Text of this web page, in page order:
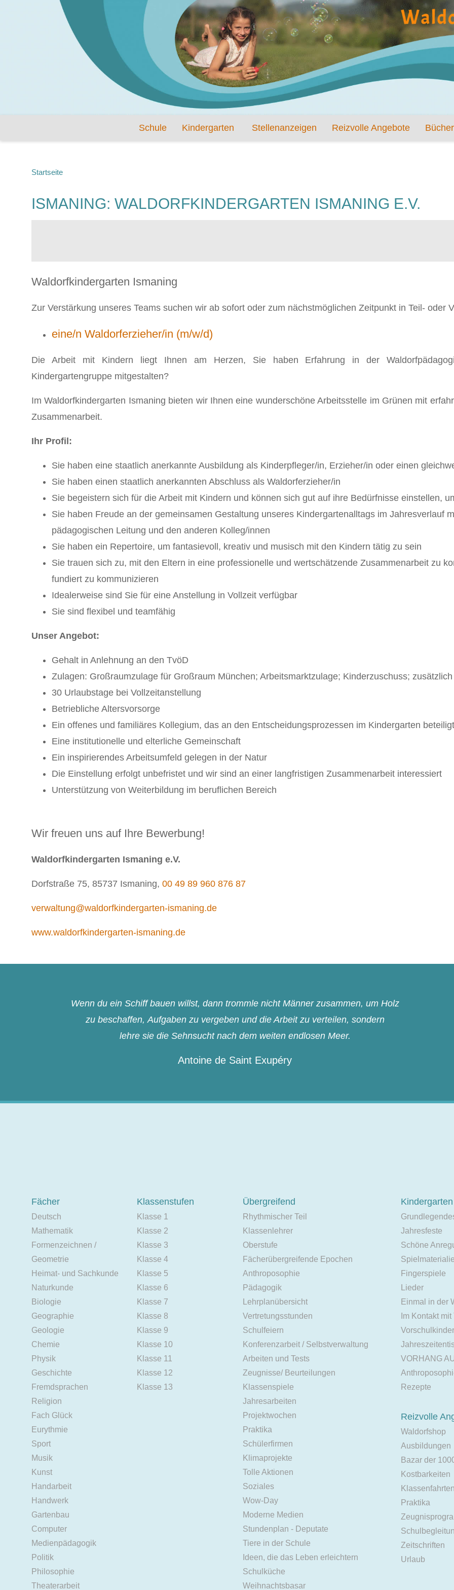
Schule Kindergarten Stellenanzeigen Reizvolle Angebote Bücher
Startseite
ISMANING: WALDORFKINDERGARTEN ISMANING E.V.
Waldorfkindergarten Ismaning
Zur Verstärkung unseres Teams suchen wir ab sofort oder zum nächstmöglichen Zeitpunkt in Teil- oder
eine/n Waldorferzieher/in (m/w/d)
Die Arbeit mit Kindern liegt Ihnen am Herzen, Sie haben Erfahrung in der
Kindergartengruppe mitgestalten?
Im Waldorfkindergarten Ismaning bieten wir Ihnen eine wunderschöne Arbeitsstelle im Grünen mit
Zusammenarbeit.
Ihr Profil:
Sie haben eine staatlich anerkannte Ausbildung als Kinderpfleger/in, Erzieher/in oder einen
Sie haben einen staatlich anerkannten Abschluss als Waldorferzieher/in
Sie begeistern sich für die Arbeit mit Kindern und können sich gut auf ihre Bedürfnisse einstellen,
Sie haben Freude an der gemeinsamen Gestaltung unseres Kindergartenalltags im Jahresverlauf
pädagogischen Leitung und den anderen Kolleg/innen
Sie haben ein Repertoire, um fantasievoll, kreativ und musisch mit den Kindern tätig zu sein
Sie trauen sich zu, mit den Eltern in eine professionelle und wertschätzende Zusammenarbeit zu
fundiert zu kommunizieren
Idealerweise sind Sie für eine Anstellung in Vollzeit verfügbar
Sie sind flexibel und teamfähig
Unser Angebot:
Gehalt in Anlehnung an den TvöD
Zulagen: Großraumzulage für Großraum München; Arbeitsmarktzulage; Kinderzuschuss;
30 Urlaubstage bei Vollzeitanstellung
Betriebliche Altersvorsorge
Ein offenes und familiäres Kollegium, das an den Entscheidungsprozessen im Kindergarten
Eine institutionelle und elterliche Gemeinschaft
Ein inspirierendes Arbeitsumfeld gelegen in der Natur
Die Einstellung erfolgt unbefristet und wir sind an einer langfristigen Zusammenarbeit interessiert
Unterstützung von Weiterbildung im beruflichen Bereich
Wir freuen uns auf Ihre Bewerbung!
Waldorfkindergarten Ismaning e.V.
Dorfstraße 75, 85737 Ismaning, 00 49 89 960 876 87
verwaltung@waldorfkindergarten-ismaning.de
www.waldorfkindergarten-ismaning.de
Wenn du ein Schiff bauen willst, dann trommle nicht Männer zusammen, um Holz
zu beschaffen, Aufgaben zu vergeben und die Arbeit zu verteilen, sondern
lehre sie die Sehnsucht nach dem weiten endlosen Meer.
Antoine de Saint Exupéry
Fächer
Deutsch
Mathematik
Formenzeichnen /
Geometrie
Heimat- und Sachkunde
Naturkunde
Biologie
Geographie
Geologie
Chemie
Physik
Geschichte
Fremdsprachen
Religion
Fach Glück
Eurythmie
Sport
Musik
Kunst
Handarbeit
Handwerk
Gartenbau
Computer
Medienpädagogik
Politik
Philosophie
Theaterarbeit
Klassenstufen
Klasse 1
Klasse 2
Klasse 3
Klasse 4
Klasse 5
Klasse 6
Klasse 7
Klasse 8
Klasse 9
Klasse 10
Klasse 11
Klasse 12
Klasse 13
Übergreifend
Rhythmischer Teil
Klassenlehrer
Oberstufe
Fächerübergreifende Epochen
Anthroposophie
Pädagogik
Lehrplanübersicht
Vertretungsstunden
Schulfeiern
Konferenzarbeit / Selbstverwaltung
Arbeiten und Tests
Zeugnisse/ Beurteilungen
Klassenspiele
Jahresarbeiten
Projektwochen
Praktika
Schülerfirmen
Klimaprojekte
Tolle Aktionen
Soziales
Wow-Day
Moderne Medien
Stundenplan - Deputate
Tiere in der Schule
Ideen, die das Leben erleichtern
Schulküche
Weihnachtsbasar
Kindergarten
Jahresfeste
Schöne
Fingerspiele
Lieder
Einmal in der
Im Kontakt
VORHANG
Rezepte
Reizvolle
Waldorfshop
Ausbildungen
Bazar der
Kostbarkeiten
Praktika
Zeitschriften
Urlaub